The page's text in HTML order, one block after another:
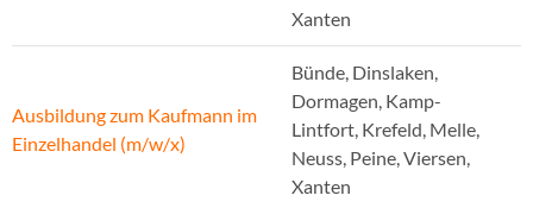
Xanten
Ausbildung zum Kaufmann im
Einzelhandel (m/w/x)
Bünde, Dinslaken,
Dormagen, Kamp-
Lintfort, Krefeld, Melle,
Neuss, Peine, Viersen,
Xanten